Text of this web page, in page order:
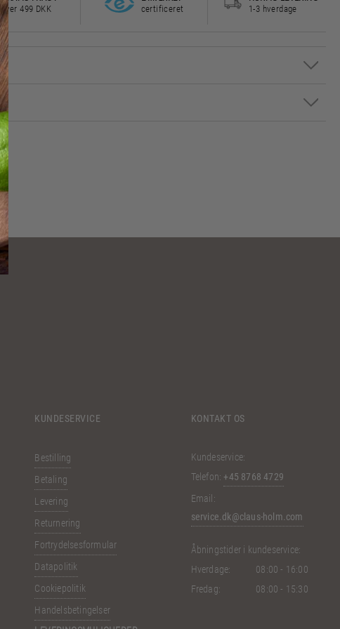
over 499 DKK
certificeret
1-3 hverdage
KUNDESERVICE
Bestilling
Betaling
Levering
Returnering
Fortrydelsesformular
Datapolitik
Cookiepolitik
Handelsbetingelser
KONTAKT OS
Kundeservice:
Telefon: +45 8768 4729
Email:
service.dk@claus-holm.com
Åbningstider i kundeservice:
Hverdage:
08:00 - 16:00
Fredag:
08:00 - 15:30